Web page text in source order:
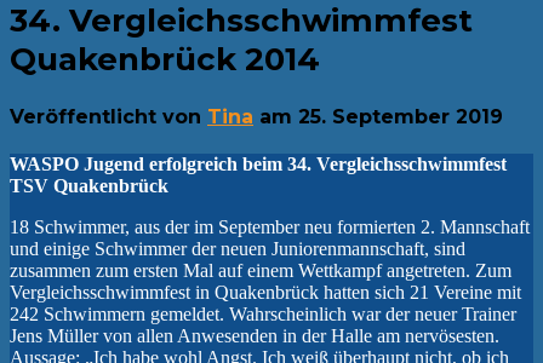
34. Vergleichsschwimmfest
Quakenbrück 2014
Veröffentlicht von Tina am 25. September 2019
WASPO Jugend erfolgreich beim 34. Vergleichsschwimmfest
TSV Quakenbrück
18 Schwimmer, aus der im September neu formierten 2. Mannschaft
und einige Schwimmer der neuen Juniorenmannschaft, sind
zusammen zum ersten Mal auf einem Wettkampf angetreten. Zum
Vergleichsschwimmfest in Quakenbrück hatten sich 21 Vereine mit
242 Schwimmern gemeldet. Wahrscheinlich war der neuer Trainer
Jens Müller von allen Anwesenden in der Halle am nervösesten.
Aussage: „Ich habe wohl Angst. Ich weiß überhaupt nicht, ob ich